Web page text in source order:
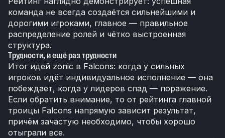
команда не всегда создаётся сильнейшими и
дорогими игроками, главное — правильное
распределение ролей и чётко выстроенная
структура.
Трудности, и ещё раз трудности
Итог идей zonic в Falcons: когда у сильных
игроков идёт индивидуальное исполнение — она
побеждает, когда у лидеров спад — поражение.
Если обратить внимание, то от рейтинга главной
троицы Falcons напрямую зависит результат,
причём зачастую необходимо, чтобы хорошо
отыграли все.